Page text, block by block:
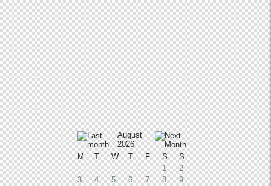
August
2026
M
T W T F S
S
1
2
3
4 5 6 7 8
9